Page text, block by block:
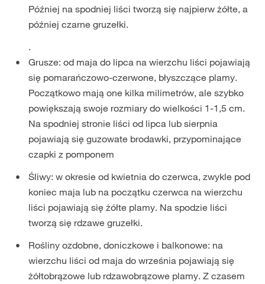
Później na spodniej liści tworzą się najpierw żółte, a
później czarne gruzełki.
.
Grusze: od maja do lipca na wierzchu liści pojawiają
się pomarańczowo-czerwone, błyszczące plamy.
Początkowo mają one kilka milimetrów, ale szybko
powiększają swoje rozmiary do wielkości 1-1,5 cm.
Na spodniej stronie liści od lipca lub sierpnia
pojawiają się guzowate brodawki, przypominające
czapki z pomponem
Śliwy: w okresie od kwietnia do czerwca, zwykle pod
koniec maja lub na początku czerwca na wierzchu
liści pojawiają się żółte plamy. Na spodzie liści
tworzą się rdzawe gruzełki.
Rośliny ozdobne, doniczkowe i balkonowe: na
wierzchu liści od maja do września pojawiają się
żółtobrązowe lub rdzawobrązowe plamy. Z czasem